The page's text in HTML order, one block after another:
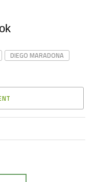
DIEGO MARADONA